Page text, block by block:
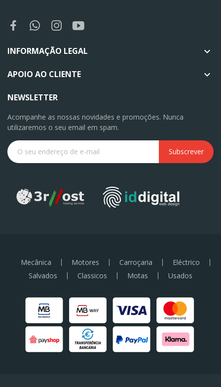
INFORMAÇÃO LEGAL 
APOIO AO CLIENTE 
NEWSLETTER
Acompanhe as nossas novidades e promoções. Nunca
utilizaremos o seu email em spam.
Subscrever
Mecânica Motores Carroçaria
Eléctrico
Salvados
Classicos Motas Usados